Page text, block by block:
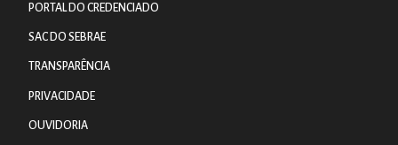
PORTAL DO CREDENCIADO
SAC DO SEBRAE
TRANSPARÊNCIA
PRIVACIDADE
OUVIDORIA